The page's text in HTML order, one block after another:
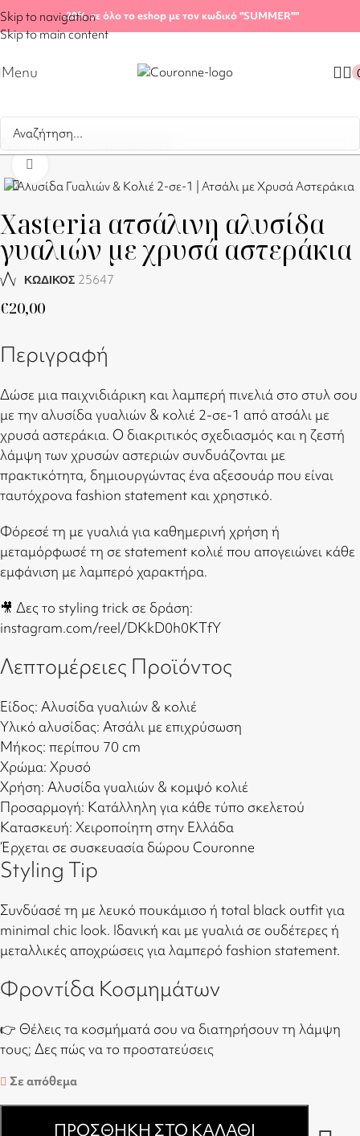
Skip to navigation
Skip to main content
-20%σε όλο το eshop με τον κωδικό "SUMMER""
Menu
Αρχική σελίδα
Xasteria ατσάλινη αλυσίδα
γυαλιών με χρυσά αστεράκια
ΚΩΔΙΚΟΣ 25647
€20,00
Περιγραφή
Δώσε μια παιχνιδιάρικη και λαμπερή πινελιά στο στυλ σου
με την αλυσίδα γυαλιών & κολιέ 2-σε-1 από ατσάλι με
χρυσά αστεράκια. Ο διακριτικός σχεδιασμός και η ζεστή
λάμψη των χρυσών αστεριών συνδυάζονται με
πρακτικότητα, δημιουργώντας ένα αξεσουάρ που είναι
ταυτόχρονα fashion statement και χρηστικό.
Φόρεσέ τη με γυαλιά για καθημερινή χρήση ή
μεταμόρφωσέ τη σε statement κολιέ που απογειώνει κάθε
εμφάνιση με λαμπερό χαρακτήρα.
🎥 Δες το styling trick σε δράση:
instagram.com/reel/DKkD0h0KTfY
Λεπτομέρειες Προϊόντος
Είδος: Αλυσίδα γυαλιών & κολιέ
Υλικό αλυσίδας: Ατσάλι με επιχρύσωση
Μήκος: περίπου 70 cm
Χρώμα: Χρυσό
Χρήση: Αλυσίδα γυαλιών & κομψό κολιέ
Προσαρμογή: Κατάλληλη για κάθε τύπο σκελετού
Κατασκευή: Χειροποίητη στην Ελλάδα
Έρχεται σε συσκευασία δώρου Couronne
Styling Tip
Συνδύασέ τη με λευκό πουκάμισο ή total black outfit για
minimal chic look. Ιδανική και με γυαλιά σε ουδέτερες ή
μεταλλικές αποχρώσεις για λαμπερό fashion statement.
Φροντίδα Κοσμημάτων
👉 Θέλεις τα κοσμήματά σου να διατηρήσουν τη λάμψη
τους; Δες πώς να το προστατεύσεις
Σε απόθεμα
ΠΡΟΣΘΉΚΗ ΣΤΟ ΚΑΛΆΘΙ